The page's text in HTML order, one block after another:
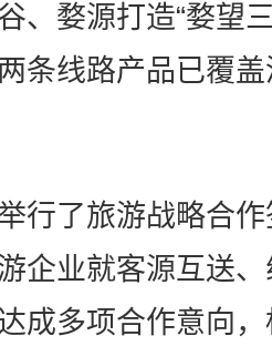
、婺源打造“婺望
条线路产品已覆
了旅游战略合作
企业就客源互送
成多项合作意向